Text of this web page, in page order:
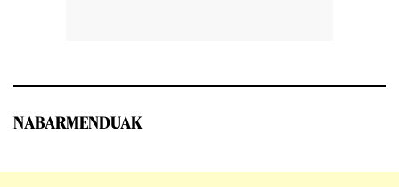
NABARMENDUAK